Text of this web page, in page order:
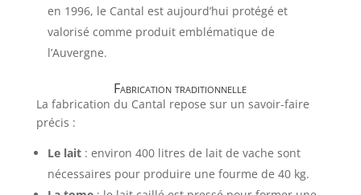
en 1996, le Cantal est aujourd’hui protégé et
valorisé comme produit emblématique de
l’Auvergne.
Fabrication traditionnelle
La fabrication du Cantal repose sur un savoir-faire
précis :
Le lait: environ 400 litres de lait de vache sont
nécessaires pour produire une fourme de 40 kg.